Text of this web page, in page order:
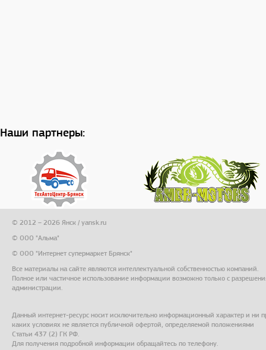
Наши партнеры:
© 2012 – 2026 Янск / yansk.ru
© ООО "Альма"
© ООО "Интернет супермаркет Брянск"
Все материалы на сайте являются интеллектуальной собственностью компаний.
Полное или частичное использование информации возможно только с
администрации.
Данный интернет-ресурс носит исключительно информационный характер и ни
каких условиях не является публичной офертой, определяемой положениями
Статьи 437 (2) ГК РФ.
Для получения подробной информации обращайтесь по телефону.